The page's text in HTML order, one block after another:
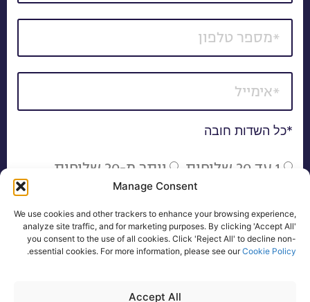
Manage Consent
We use cookies and other trackers to enhance your browsing experience,
analyze site traffic, and for marketing purposes. By clicking 'Accept All'
you consent to the use of all cookies. Click 'Reject All' to decline non-
essential cookies. For more information, please see ourCookie Policy
.
Accept All
*כל השדות חובה
1 עד 20 שלוחות יותר מ-20 שלוחות
שיווקיות ועדכונים באמצעי המדיה השונים, לרבות בדואר
אלקטרוני, SMS ו/או שיחה טלפונית.